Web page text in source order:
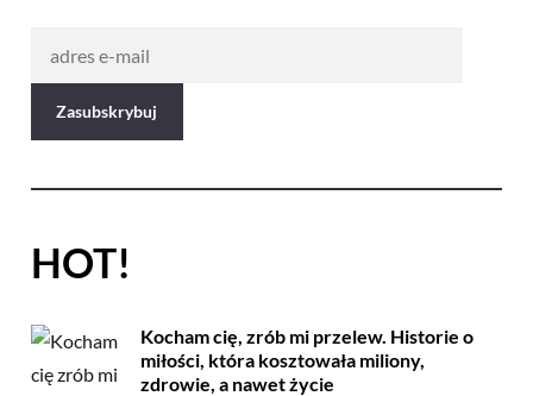
HOT!
Kocham cię, zrób mi przelew. Historie o
miłości, która kosztowała miliony,
zdrowie, a nawet życie